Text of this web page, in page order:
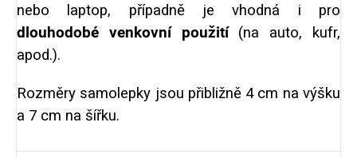
nebo laptop, případně je vhodná i pro
dlouhodobé venkovní použití(na auto, kufr,
apod.).
Rozměry samolepky jsou přibližně 4 cm na výšku
a 7 cm na šířku.